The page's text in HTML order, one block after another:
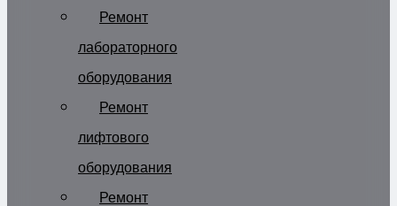
Ремонт
лабораторного
оборудования
Ремонт
лифтового
оборудования
Ремонт